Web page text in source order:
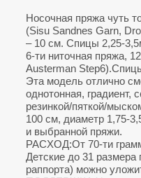
Носочная пряжа чуть
(Sisu Sandnes Garn,
– 10 см. Спицы 2,25-
6-ти ниточная пряжа,
Austerman
Эта модель отлично
однотонная, градиент,
резинкой/пяткой/
100 см, диаметр 1,75-
и выбранной пряжи.
РАCХОД:От 70-ти
Детские до 31 размера
раппорта) можно